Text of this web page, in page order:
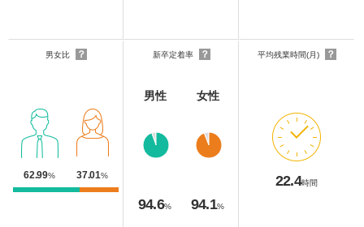
男女比 ？
62.99% 37.01%
新卒定着率 ？
男性
94.6%
女性
94.1%
平均残業時間(月) ？
22.4時間